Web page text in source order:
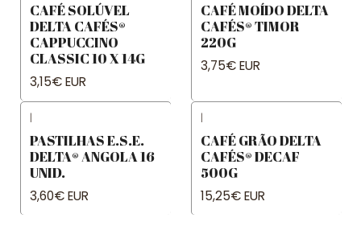
CAFÉ SOLÚVEL
DELTA CAFÉS®
CAPPUCCINO
CLASSIC 10 X 14G
3,15€ EUR
CAFÉ MOÍDO DELTA
CAFÉS® TIMOR
220G
3,75€ EUR
PASTILHAS E.S.E.
DELTA® ANGOLA 16
UNID.
3,60€ EUR
CAFÉ GRÃO DELTA
CAFÉS® DECAF
500G
15,25€ EUR